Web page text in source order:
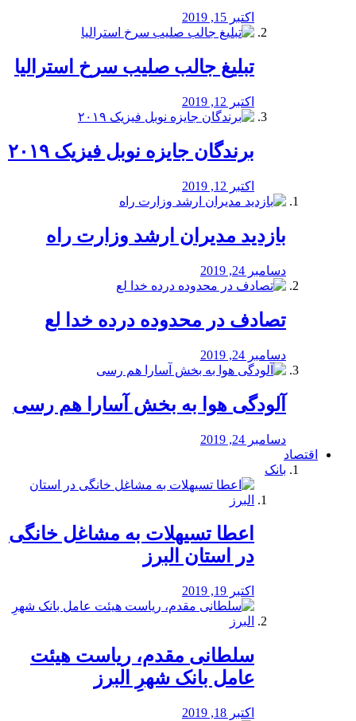
اکتبر 15, 2019
تبلیغ جالب صلیب سرخ استرالیا
اکتبر 12, 2019
برندگان جایزه نوبل فیزیک ۲۰۱۹
اکتبر 12, 2019
بازدید مدیران ارشد وزارت راه
دسامبر 24, 2019
تصادف در محدوده درده خدا لع
دسامبر 24, 2019
آلودگی هوا به بخش آسارا هم رسی
دسامبر 24, 2019
اقتصاد
بانک
️اعطا تسیهلات به مشاغل خانگی
در استان البرز
اکتبر 19, 2019
سلطانی مقدم، ریاست هیئت
عامل بانک شهرِ البرز
اکتبر 18, 2019